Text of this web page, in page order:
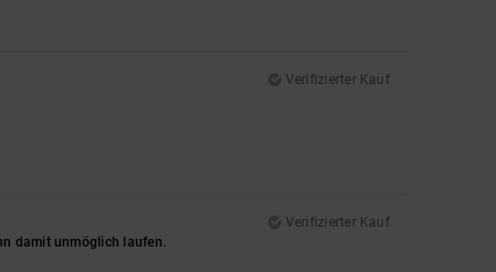
Verifizierter Kauf
Verifizierter Kauf
damit unmöglich laufen.